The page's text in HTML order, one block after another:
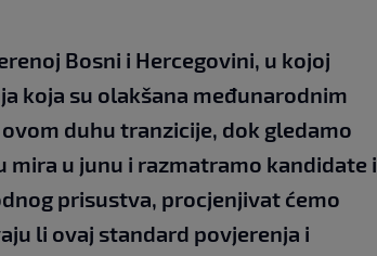
Bosni i Hercegovini, u kojoj
koja su olakšana međunarodnim
duhu tranzicije, dok gledamo
mira u junu i razmatramo kandidate i
prisustva, procjenjivat ćemo
li ovaj standard povjerenja i